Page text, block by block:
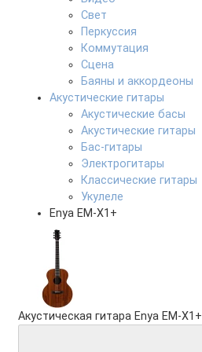
Свет
Перкуссия
Коммутация
Сцена
Баяны и аккордеоны
Акустические гитары
Акустические басы
Акустические гитары
Бас-гитары
Электрогитары
Классические гитары
Укулеле
Enya EM-X1+
Акустическая гитара Enya EM-X1+